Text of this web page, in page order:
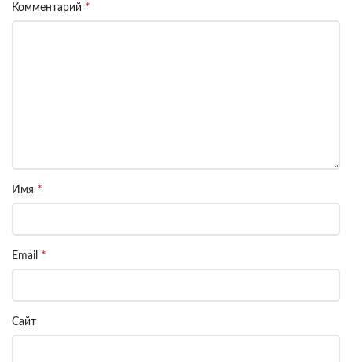
Комментарий *
Имя *
Email *
Сайт